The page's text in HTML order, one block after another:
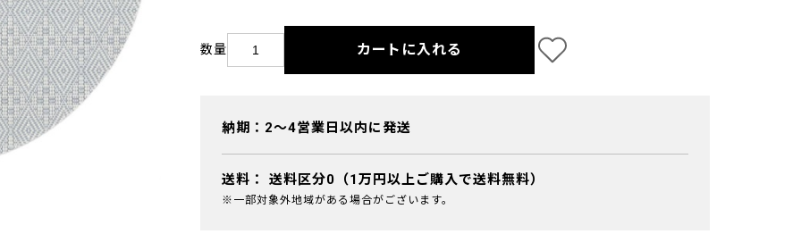
数量 カートに入れる
納期：2～4営業日以内に発送
送料： 送料区分0（1万円以上ご購入で送料無料）
※一部対象外地域がある場合がございます。